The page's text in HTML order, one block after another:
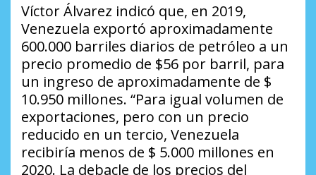
Víctor Álvarez indicó que, en 2019,
Venezuela exportó aproximadamente
600.000 barriles diarios de petróleo a un
precio promedio de $56 por barril, para
un ingreso de aproximadamente de $
10.950 millones. “Para igual volumen de
exportaciones, pero con un precio
reducido en un tercio, Venezuela
recibiría menos de $ 5.000 millones en
2020. La debacle de los precios del